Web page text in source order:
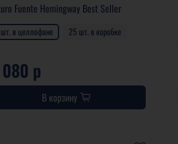
Fuente Hemingway Best Seller
в целлофане 25 шт. в коробке
р
В корзину